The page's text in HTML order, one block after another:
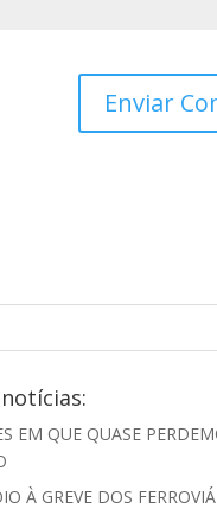
EM QUE QUASE
À GREVE DOS